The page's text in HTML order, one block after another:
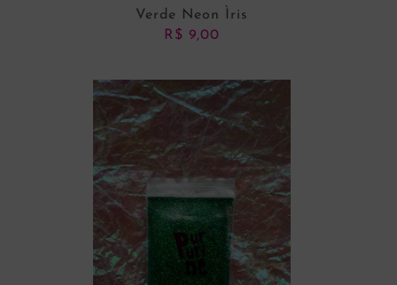
ADICIONAR AO CARRINHO
Verde Neon Ìris
R$ 9,00